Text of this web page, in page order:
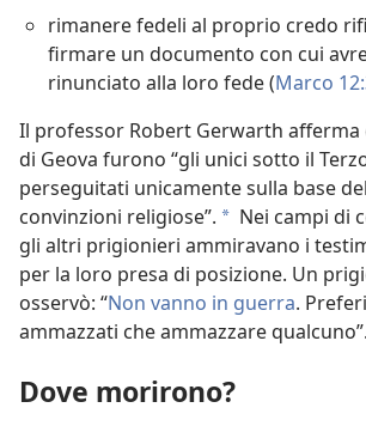
rimanere fedeli al proprio credo
firmare un documento con cui
rinunciato alla loro fede (Marco
Il professor Robert Gerwarth afferma
di Geova furono “gli unici sotto il
perseguitati unicamente sulla base
convinzioni religiose”. a Nei campi di
gli altri prigionieri ammiravano i
per la loro presa di posizione. Un
osservò: “Non vanno in guerra.
ammazzati che ammazzare qualcuno”.
Dove morirono?